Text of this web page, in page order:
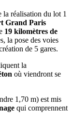
réalisation du lot 1
Grand Paris
19 kilomètres de
la pose des voies
de 5 gares.
la
où viendront se
1,70 m) est mis
qui comprennent